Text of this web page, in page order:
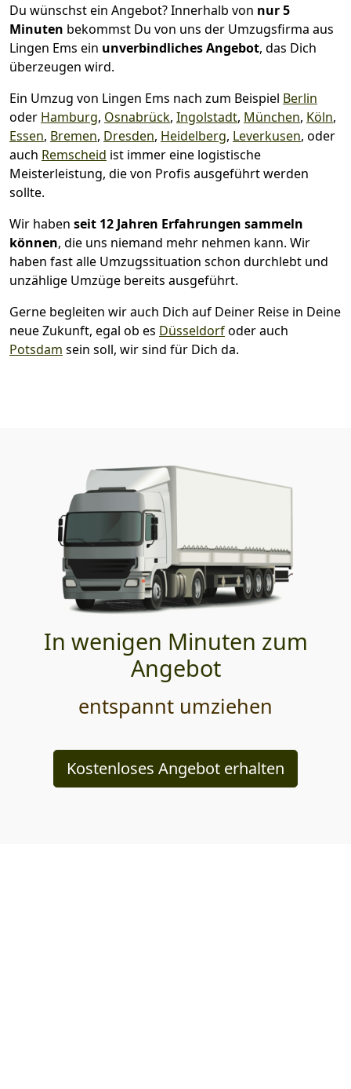
Du wünschst ein Angebot? Innerhalb von nur 5
Minuten bekommst Du von uns der Umzugsfirma aus
Lingen Ems ein unverbindliches Angebot, das Dich
überzeugen wird.
Ein Umzug von Lingen Ems nach zum Beispiel Berlin
oder Hamburg, Osnabrück, Ingolstadt, München, Köln,
Essen, Bremen, Dresden, Heidelberg, Leverkusen, oder
auch Remscheid ist immer eine logistische
Meisterleistung, die von Profis ausgeführt werden
sollte.
Wir haben seit 12 Jahren Erfahrungen sammeln
können, die uns niemand mehr nehmen kann. Wir
haben fast alle Umzugssituation schon durchlebt und
unzählige Umzüge bereits ausgeführt.
Gerne begleiten wir auch Dich auf Deiner Reise in Deine
neue Zukunft, egal ob es Düsseldorfoder auch
Potsdam sein soll, wir sind für Dich da.
In wenigen Minuten zum
Angebot
entspannt umziehen
Kostenloses Angebot erhalten